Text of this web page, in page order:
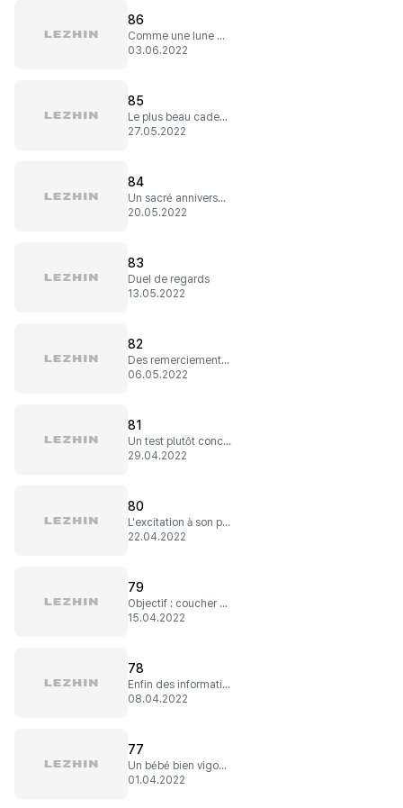
86
Comme une lune de miel
03.06.2022
85
Le plus beau cadeau du monde
27.05.2022
84
Un sacré anniversaire !
20.05.2022
83
Duel de regards
13.05.2022
82
Des remerciements mérités
06.05.2022
81
Un test plutôt concluant
29.04.2022
80
L'excitation à son paroxysme
22.04.2022
79
Objectif : coucher ensemble !
15.04.2022
78
Enfin des informations !
08.04.2022
77
Un bébé bien vigoureux
01.04.2022